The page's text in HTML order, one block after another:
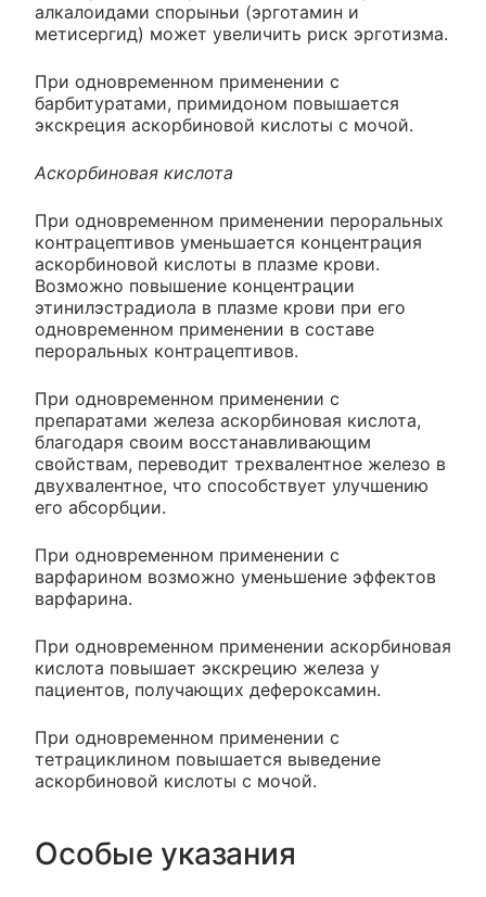
алкалоидами спорыньи (эрготамин и
метисергид) может увеличить риск эрготизма.
При одновременном применении с
барбитуратами, примидоном повышается
экскреция аскорбиновой кислоты с мочой.
Аскорбиновая кислота
При одновременном применении пероральных
контрацептивов уменьшается концентрация
аскорбиновой кислоты в плазме крови.
Возможно повышение концентрации
этинилэстрадиола в плазме крови при его
одновременном применении в составе
пероральных контрацептивов.
При одновременном применении с
препаратами железа аскорбиновая кислота,
благодаря своим восстанавливающим
свойствам, переводит трехвалентное железо в
двухвалентное, что способствует улучшению
его абсорбции.
При одновременном применении с
варфарином возможно уменьшение эффектов
варфарина.
При одновременном применении аскорбиновая
кислота повышает экскрецию железа у
пациентов, получающих дефероксамин.
При одновременном применении с
тетрациклином повышается выведение
аскорбиновой кислоты с мочой.
Особые указания